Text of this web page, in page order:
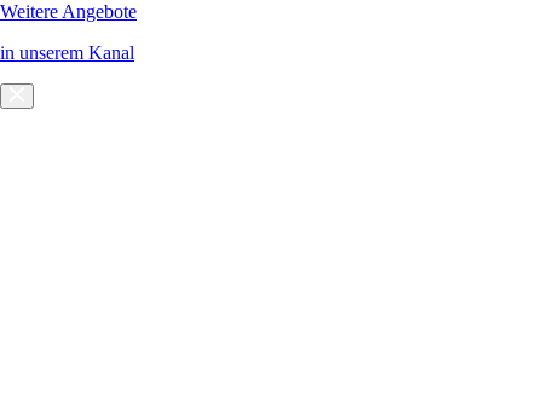
Weitere Angebote
in unserem Kanal